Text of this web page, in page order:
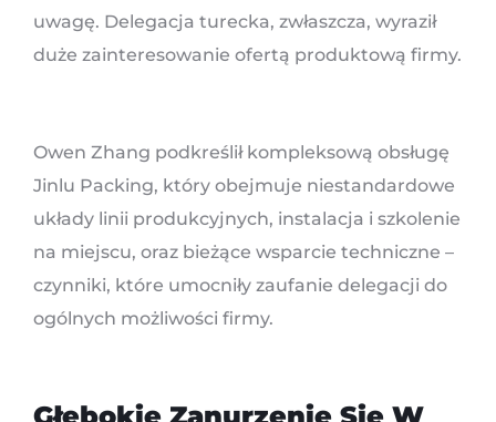
uwagę. Delegacja turecka, zwłaszcza, wyraził
duże zainteresowanie ofertą produktową firmy.
Owen Zhang podkreślił kompleksową obsługę
Jinlu Packing, który obejmuje niestandardowe
układy linii produkcyjnych, instalacja i szkolenie
na miejscu, oraz bieżące wsparcie techniczne –
czynniki, które umocniły zaufanie delegacji do
ogólnych możliwości firmy.